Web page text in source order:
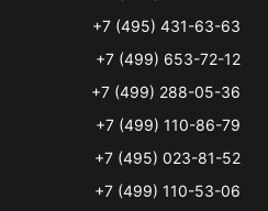
+7 (495) 431-63-63
+7 (499) 653-72-12
+7 (499) 288-05-36
+7 (499) 110-86-79
+7 (495) 023-81-52
+7 (499) 110-53-06